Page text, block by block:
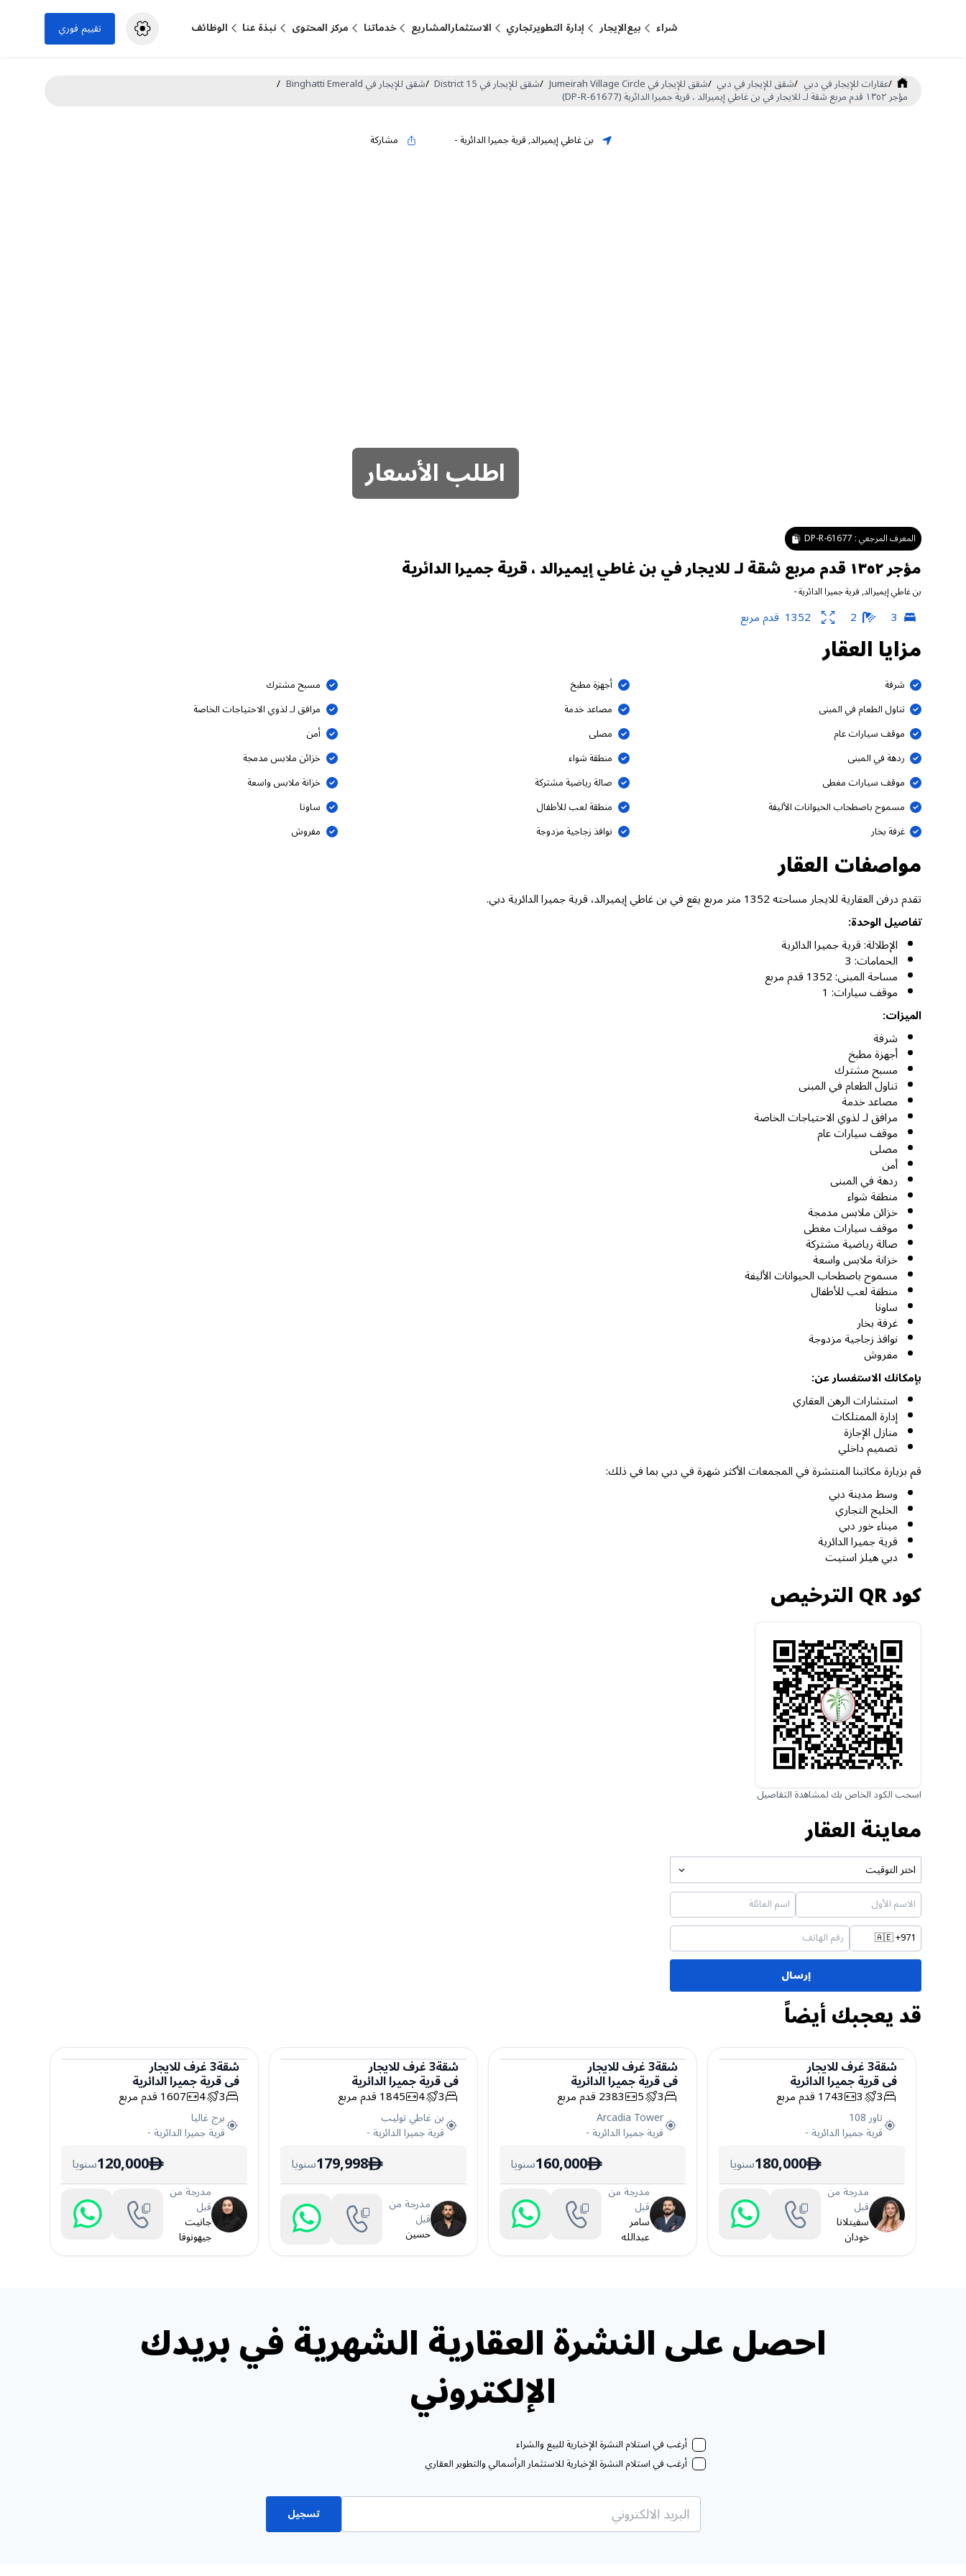
شراء بيعالإيجار إدارة التطويرتجاري الاستثمارالمشاريع خدماتنا مركز المحتوى نبذة عنا الوظائف تقييم فوري
/عقارات للإيجار في دبي /شقق للإيجار في دبي /شقق للإيجار في Jumeirah Village Circle /شقق للإيجار في District 15 /شقق للإيجار في Binghatti Emerald /
مؤجر ١٣٥٢ قدم مربع شقة لـ للايجار في بن غاطي إيميرالد ، قرية جميرا الدائرية (DP-R-61677)
بن غاطي إيميرالد,قرية جميرا الدائرية- مشاركة
اطلب الأسعار
المعرف المرجعي : DP-R-61677
مؤجر ١٣٥٢ قدم مربع شقة لـ للايجار في بن غاطي إيميرالد ، قرية جميرا الدائرية
بن غاطي إيميرالد,قرية جميرا الدائرية-
3
2
1352 قدم مربع
مزايا العقار
شرفة أجهزة مطبخ
مسبح مشترك
تناول الطعام في المبنى
مصاعد خدمة
مرافق لـ لذوي الاحتياجات الخاصة
موقف سيارات عام
مصلى
أمن
ردهة في المبنى
منطقة شواء
خزائن ملابس مدمجة
موقف سيارات مغطى
صالة رياضية مشتركة
خزانة ملابس واسعة
مسموح باصطحاب الحيوانات الأليفة
منطقة لعب للأطفال
ساونا
غرفة بخار
نوافذ زجاجية مزدوجة مفروش
مواصفات العقار
تقدم درفن العقارية للايجار مساحته 1352 متر مربع يقع في بن غاطي إيميرالد، قرية جميرا الدائرية دبي.
تفاصيل الوحدة:
الإطلالة: قرية جميرا الدائرية
الحمامات: 3
مساحة المبنى: 1352 قدم مربع
موقف سيارات: 1
الميزات:
شرفة
أجهزة مطبخ
مسبح مشترك
تناول الطعام في المبنى
مصاعد خدمة
مرافق لـ لذوي الاحتياجات الخاصة
موقف سيارات عام
مصلى
أمن
ردهة في المبنى
منطقة شواء
خزائن ملابس مدمجة
موقف سيارات مغطى
صالة رياضية مشتركة
خزانة ملابس واسعة
مسموح باصطحاب الحيوانات الأليفة
منطقة لعب للأطفال
ساونا
غرفة بخار
نوافذ زجاجية مزدوجة
مفروش
بإمكانك الاستفسار عن:
استشارات الرهن العقاري
إدارة الممتلكات
منازل الإجازة
تصميم داخلي
قم بزيارة مكاتبنا المنتشرة في المجمعات الأكثر شهرة في دبي بما في ذلك:
وسط مدينة دبي
الخليج التجاري
ميناء خور دبي
قرية جميرا الدائرية
دبي هيلز استيت
كود QR الترخيص
اسحب الكود الخاص بك لمشاهدة التفاصيل
معاينة العقار
اختر التوقيت
🇦🇪+971
إرسال
قد يعجبك أيضاً
شقة
شقة3غرفللايجار
فيقرية جميرا الدائرية
3
3
1743قدم مربع
تاور 108‎
قرية جميرا الدائرية -
ê
180,000سنويا
مدرجة من
قبل
سفيتلانا
خودان
شقة
شقة3غرفللايجار
فيقرية جميرا الدائرية
3
5
2383قدم مربع
Arcadia Tower
قرية جميرا الدائرية -
ê
160,000سنويا
مدرجة من
قبل
سامر
عبدالله
شقة
شقة3غرفللايجار
فيقرية جميرا الدائرية
3
4
1845قدم مربع
بن غاطي توليب
قرية جميرا الدائرية -
ê
179,998سنويا
مدرجة من
قبل
حسين
شقة
شقة3غرفللايجار
فيقرية جميرا الدائرية
3
4
1607قدم مربع
برج غاليا
قرية جميرا الدائرية -
ê
120,000سنويا
مدرجة من
قبل
جانيت
جيهونوفا
احصل على النشرة العقارية الشهرية في بريدك
الإلكتروني
أرغب في استلام النشرة الإخبارية للبيع والشراء
أرغب في استلام النشرة الإخبارية للاستثمار الرأسمالي والتطوير العقاري
تسجيل